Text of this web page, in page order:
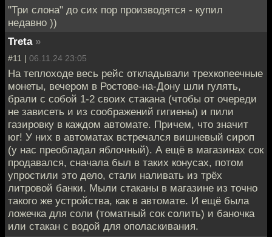
"Три слона" до сих пор производятся - купил
недавно ))
Treta »
#11 | 06.11.24 23:05
На теплоходе весь рейс откладывали трехкопеечные
монеты, вечером в Ростове-на-Дону шли гулять,
брали с собой 1-2 своих стакана (чтобы от очереди
не зависеть и из соображений гигиены) и пили
газировку в каждом автомате. Причем, что значит
юг! У них в автоматах встречался вишневый сироп
(у нас преобладал яблочный). А ещё в магазинах сок
продавался, сначала был в таких конусах, потом
упростили это дело, стали наливать из трёх
литровой банки. Мыли стаканы в магазине из точно
такого же устройства, как в автомате. И ещё была
ложечка для соли (томатный сок солить) и баночка
или стакан с водой для ополаскивания.